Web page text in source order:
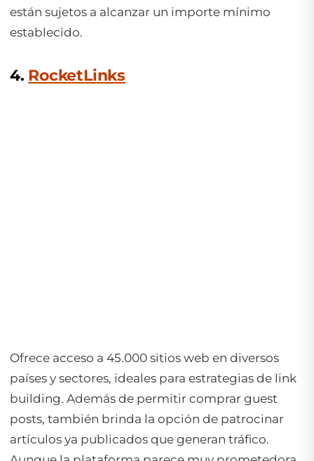
están sujetos a alcanzar un importe mínimo
establecido.
4. RocketLinks
Ofrece acceso a 45.000 sitios web en diversos
países y sectores, ideales para estrategias de link
building. Además de permitir comprar guest
posts, también brinda la opción de patrocinar
artículos ya publicados que generan tráfico.